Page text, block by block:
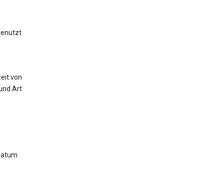
von
Art